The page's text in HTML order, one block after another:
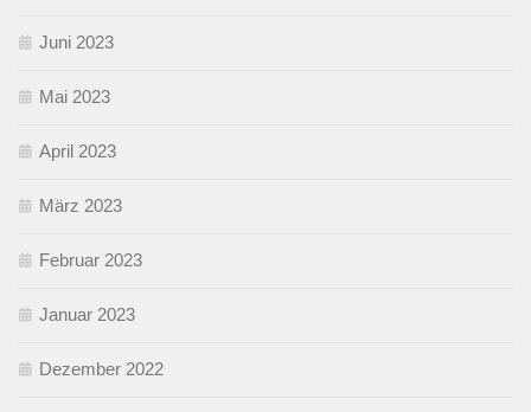
Juni 2023
Mai 2023
April 2023
März 2023
Februar 2023
Januar 2023
Dezember 2022